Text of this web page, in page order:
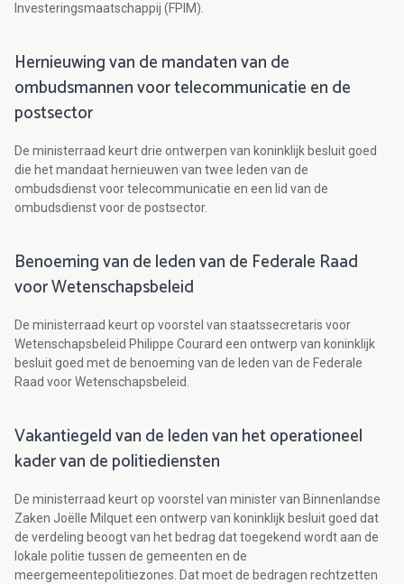
Investeringsmaatschappij (FPIM).
Hernieuwing van de mandaten van de
ombudsmannen voor telecommunicatie en de
postsector
De ministerraad keurt drie ontwerpen van koninklijk besluit goed
die het mandaat hernieuwen van twee leden van de
ombudsdienst voor telecommunicatie en een lid van de
ombudsdienst voor de postsector.
Benoeming van de leden van de Federale Raad
voor Wetenschapsbeleid
De ministerraad keurt op voorstel van staatssecretaris voor
Wetenschapsbeleid Philippe Courard een ontwerp van koninklijk
besluit goed met de benoeming van de leden van de Federale
Raad voor Wetenschapsbeleid.
Vakantiegeld van de leden van het operationeel
kader van de politiediensten
De ministerraad keurt op voorstel van minister van Binnenlandse
Zaken Joëlle Milquet een ontwerp van koninklijk besluit goed dat
de verdeling beoogt van het bedrag dat toegekend wordt aan de
lokale politie tussen de gemeenten en de
meergemeentepolitiezones. Dat moet de bedragen rechtzetten